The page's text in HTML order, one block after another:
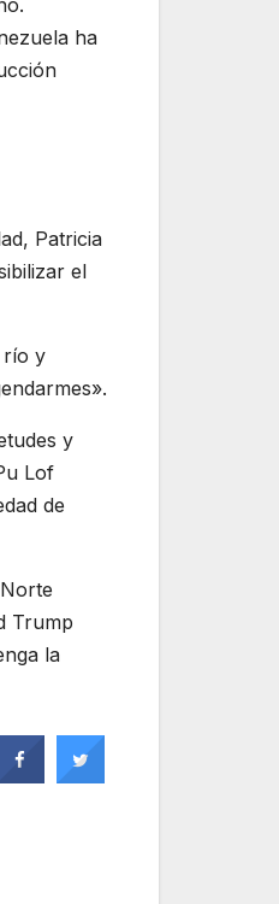
ha
Patricia
el
río y
y
Lof
de
Trump
la